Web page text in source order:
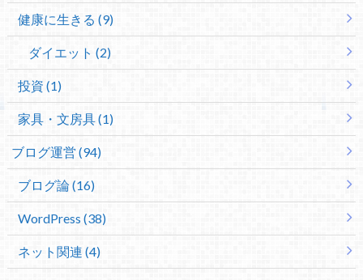
健康に生きる (9)
ダイエット (2)
投資 (1)
家具・文房具 (1)
ブログ運営 (94)
ブログ論 (16)
WordPress (38)
ネット関連 (4)